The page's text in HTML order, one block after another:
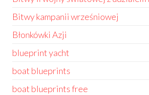
Bitwy kampanii wrześniowej
Błonkówki Azji
blueprint yacht
boat blueprints
boat blueprints free